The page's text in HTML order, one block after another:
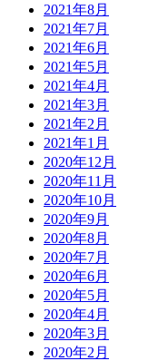
2021年8月
2021年7月
2021年6月
2021年5月
2021年4月
2021年3月
2021年2月
2021年1月
2020年12月
2020年11月
2020年10月
2020年9月
2020年8月
2020年7月
2020年6月
2020年5月
2020年4月
2020年3月
2020年2月